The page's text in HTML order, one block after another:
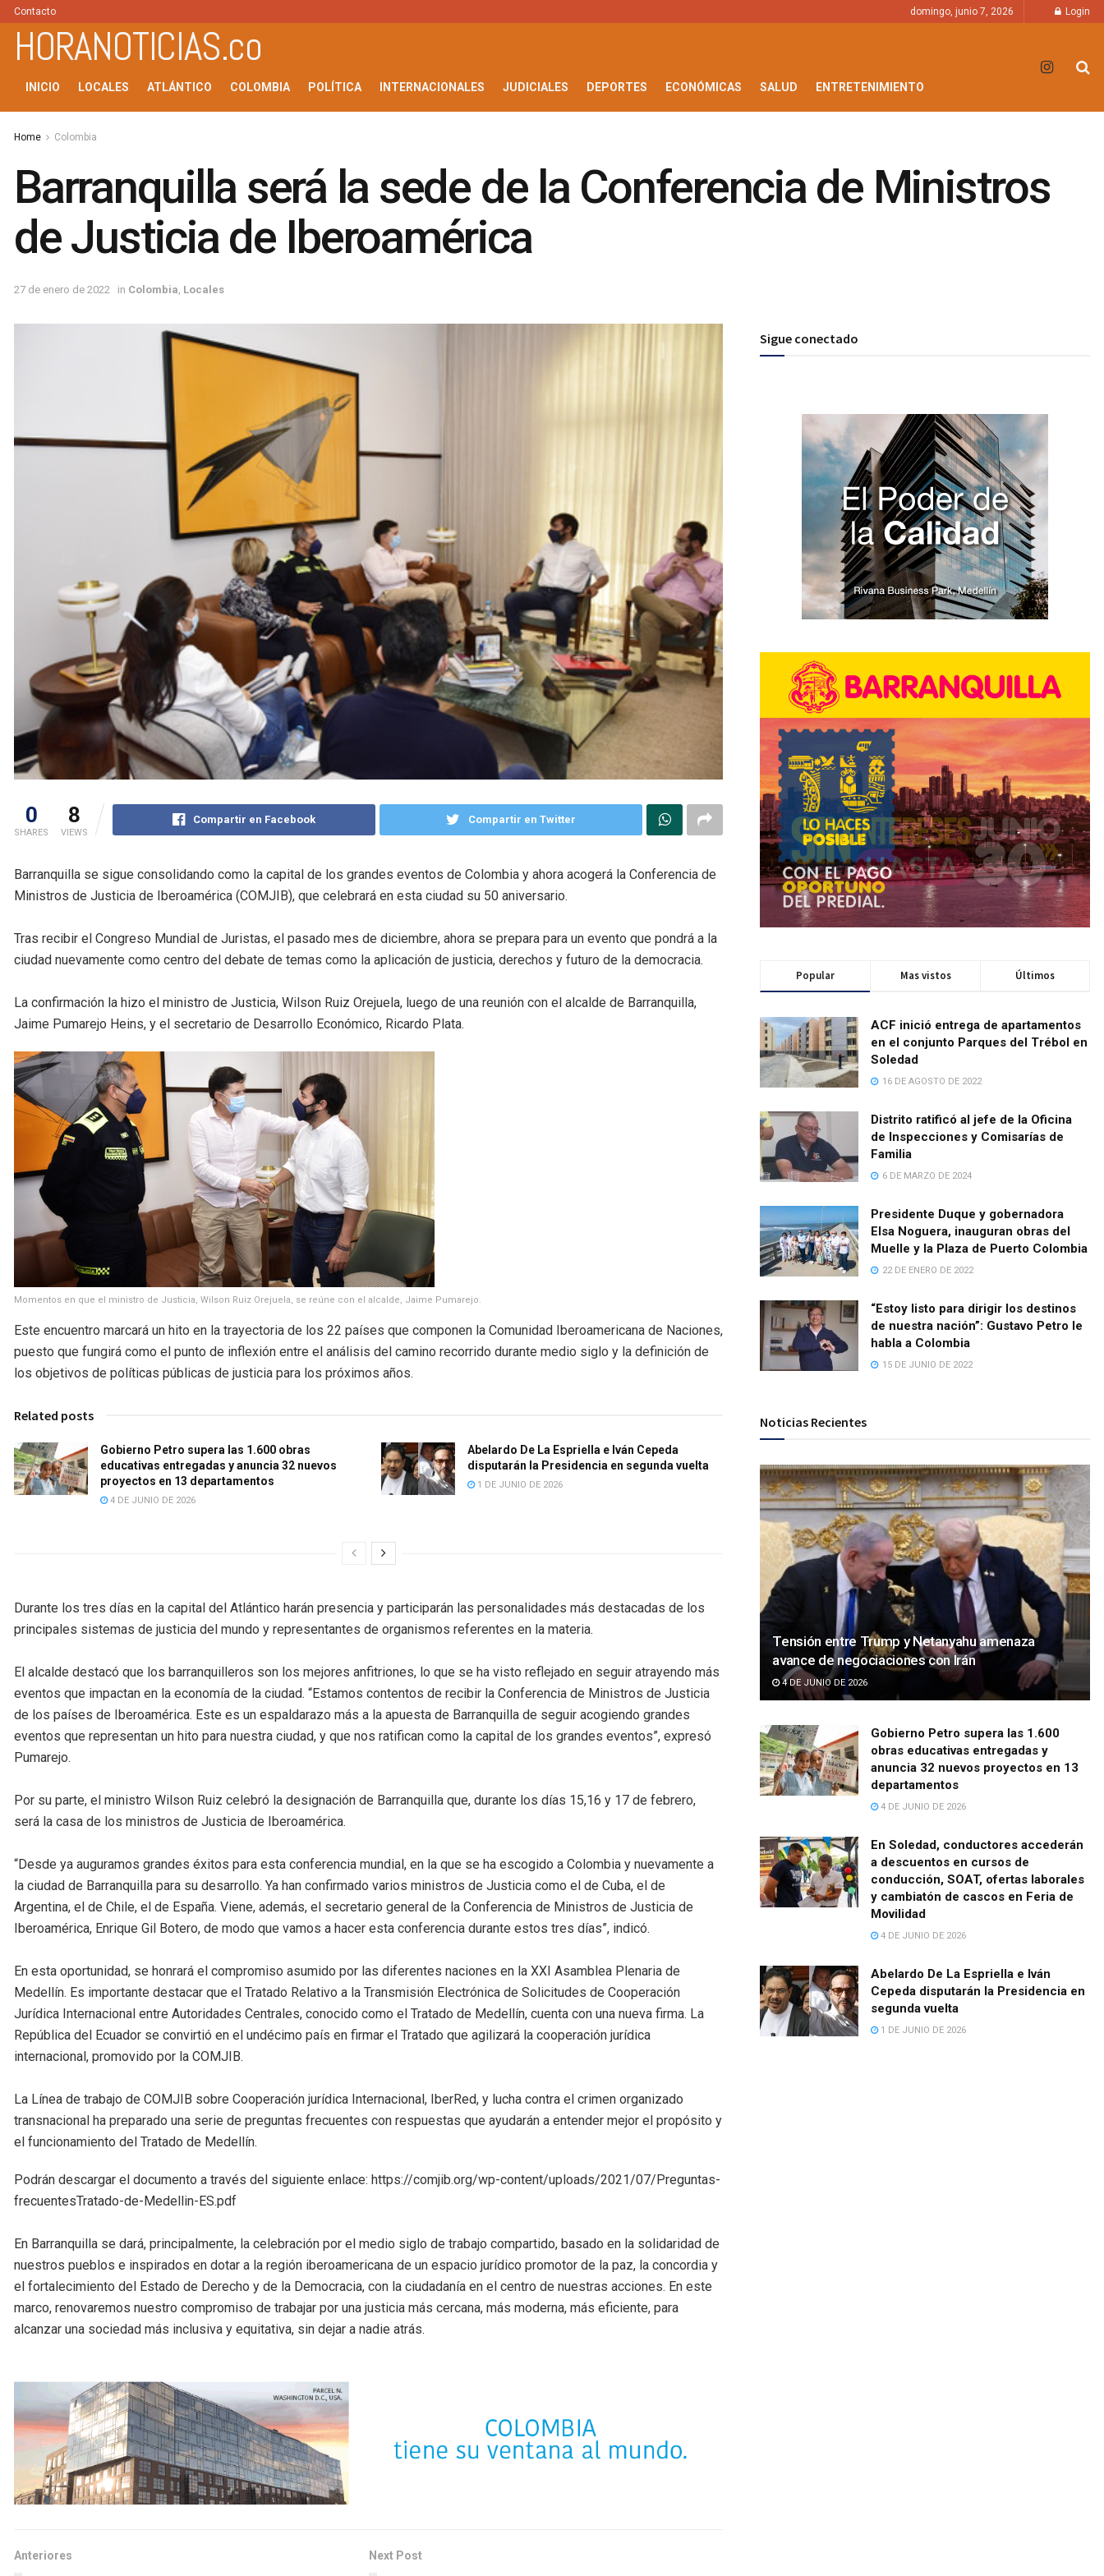
Contacto domingo, junio 7, 2026 Login
HORANOTICIAS.co
INICIO LOCALES ATLÁNTICO COLOMBIA POLÍTICA INTERNACIONALES JUDICIALES DEPORTES ECONÓMICAS SALUD ENTRETENIMIENTO
Home Colombia
Barranquilla será la sede de la Conferencia de Ministros
de Justicia de Iberoamérica
27 de enero de 2022 in Colombia, Locales
0
SHARES
8
VIEWS
Compartir en Facebook Compartir en Twitter
Barranquilla se sigue consolidando como la capital de los grandes eventos de Colombia y ahora acogerá la Conferencia de
Ministros de Justicia de Iberoamérica (COMJIB), que celebrará en esta ciudad su 50 aniversario.
Tras recibir el Congreso Mundial de Juristas, el pasado mes de diciembre, ahora se prepara para un evento que pondrá a la
ciudad nuevamente como centro del debate de temas como la aplicación de justicia, derechos y futuro de la democracia.
La confirmación la hizo el ministro de Justicia, Wilson Ruiz Orejuela, luego de una reunión con el alcalde de Barranquilla,
Jaime Pumarejo Heins, y el secretario de Desarrollo Económico, Ricardo Plata.
Momentos en que el ministro de Justicia, Wilson Ruiz Orejuela, se reúne con el alcalde, Jaime Pumarejo.
Este encuentro marcará un hito en la trayectoria de los 22 países que componen la Comunidad Iberoamericana de Naciones,
puesto que fungirá como el punto de inflexión entre el análisis del camino recorrido durante medio siglo y la definición de
los objetivos de políticas públicas de justicia para los próximos años.
Related posts
Gobierno Petro supera las 1.600 obras
educativas entregadas y anuncia 32 nuevos
proyectos en 13 departamentos
4 DE JUNIO DE 2026
Abelardo De La Espriella e Iván Cepeda
disputarán la Presidencia en segunda vuelta
1 DE JUNIO DE 2026
Durante los tres días en la capital del Atlántico harán presencia y participarán las personalidades más destacadas de los
principales sistemas de justicia del mundo y representantes de organismos referentes en la materia.
El alcalde destacó que los barranquilleros son los mejores anfitriones, lo que se ha visto reflejado en seguir atrayendo más
eventos que impactan en la economía de la ciudad. “Estamos contentos de recibir la Conferencia de Ministros de Justicia
de los países de Iberoamérica. Este es un espaldarazo más a la apuesta de Barranquilla de seguir acogiendo grandes
eventos que representan un hito para nuestra ciudad, y que nos ratifican como la capital de los grandes eventos”, expresó
Pumarejo.
Por su parte, el ministro Wilson Ruiz celebró la designación de Barranquilla que, durante los días 15,16 y 17 de febrero,
será la casa de los ministros de Justicia de Iberoamérica.
“Desde ya auguramos grandes éxitos para esta conferencia mundial, en la que se ha escogido a Colombia y nuevamente a
la ciudad de Barranquilla para su desarrollo. Ya han confirmado varios ministros de Justicia como el de Cuba, el de
Argentina, el de Chile, el de España. Viene, además, el secretario general de la Conferencia de Ministros de Justicia de
Iberoamérica, Enrique Gil Botero, de modo que vamos a hacer esta conferencia durante estos tres días”, indicó.
En esta oportunidad, se honrará el compromiso asumido por las diferentes naciones en la XXI Asamblea Plenaria de
Medellín. Es importante destacar que el Tratado Relativo a la Transmisión Electrónica de Solicitudes de Cooperación
Jurídica Internacional entre Autoridades Centrales, conocido como el Tratado de Medellín, cuenta con una nueva firma. La
República del Ecuador se convirtió en el undécimo país en firmar el Tratado que agilizará la cooperación jurídica
internacional, promovido por la COMJIB.
La Línea de trabajo de COMJIB sobre Cooperación jurídica Internacional, IberRed, y lucha contra el crimen organizado
transnacional ha preparado una serie de preguntas frecuentes con respuestas que ayudarán a entender mejor el propósito y
el funcionamiento del Tratado de Medellín.
Podrán descargar el documento a través del siguiente enlace: https://comjib.org/wp-content/uploads/2021/07/Preguntas-
frecuentesTratado-de-Medellin-ES.pdf
En Barranquilla se dará, principalmente, la celebración por el medio siglo de trabajo compartido, basado en la solidaridad de
nuestros pueblos e inspirados en dotar a la región iberoamericana de un espacio jurídico promotor de la paz, la concordia y
el fortalecimiento del Estado de Derecho y de la Democracia, con la ciudadanía en el centro de nuestras acciones. En este
marco, renovaremos nuestro compromiso de trabajar por una justicia más cercana, más moderna, más eficiente, para
alcanzar una sociedad más inclusiva y equitativa, sin dejar a nadie atrás.
Anteriores Next Post
Sigue conectado
Popular Mas vistos Últimos
ACF inició entrega de apartamentos
en el conjunto Parques del Trébol en
Soledad
16 DE AGOSTO DE 2022
Distrito ratificó al jefe de la Oficina
de Inspecciones y Comisarías de
Familia
6 DE MARZO DE 2024
Presidente Duque y gobernadora
Elsa Noguera, inauguran obras del
Muelle y la Plaza de Puerto Colombia
22 DE ENERO DE 2022
“Estoy listo para dirigir los destinos
de nuestra nación”: Gustavo Petro le
habla a Colombia
15 DE JUNIO DE 2022
Noticias Recientes
Tensión entre Trump y Netanyahu amenaza
avance de negociaciones con Irán
4 DE JUNIO DE 2026
Gobierno Petro supera las 1.600
obras educativas entregadas y
anuncia 32 nuevos proyectos en 13
departamentos
4 DE JUNIO DE 2026
En Soledad, conductores accederán
a descuentos en cursos de
conducción, SOAT, ofertas laborales
y cambiatón de cascos en Feria de
Movilidad
4 DE JUNIO DE 2026
Abelardo De La Espriella e Iván
Cepeda disputarán la Presidencia en
segunda vuelta
1 DE JUNIO DE 2026